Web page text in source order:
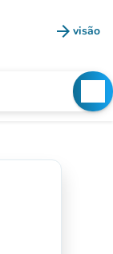
arrow_forward visão
(novo